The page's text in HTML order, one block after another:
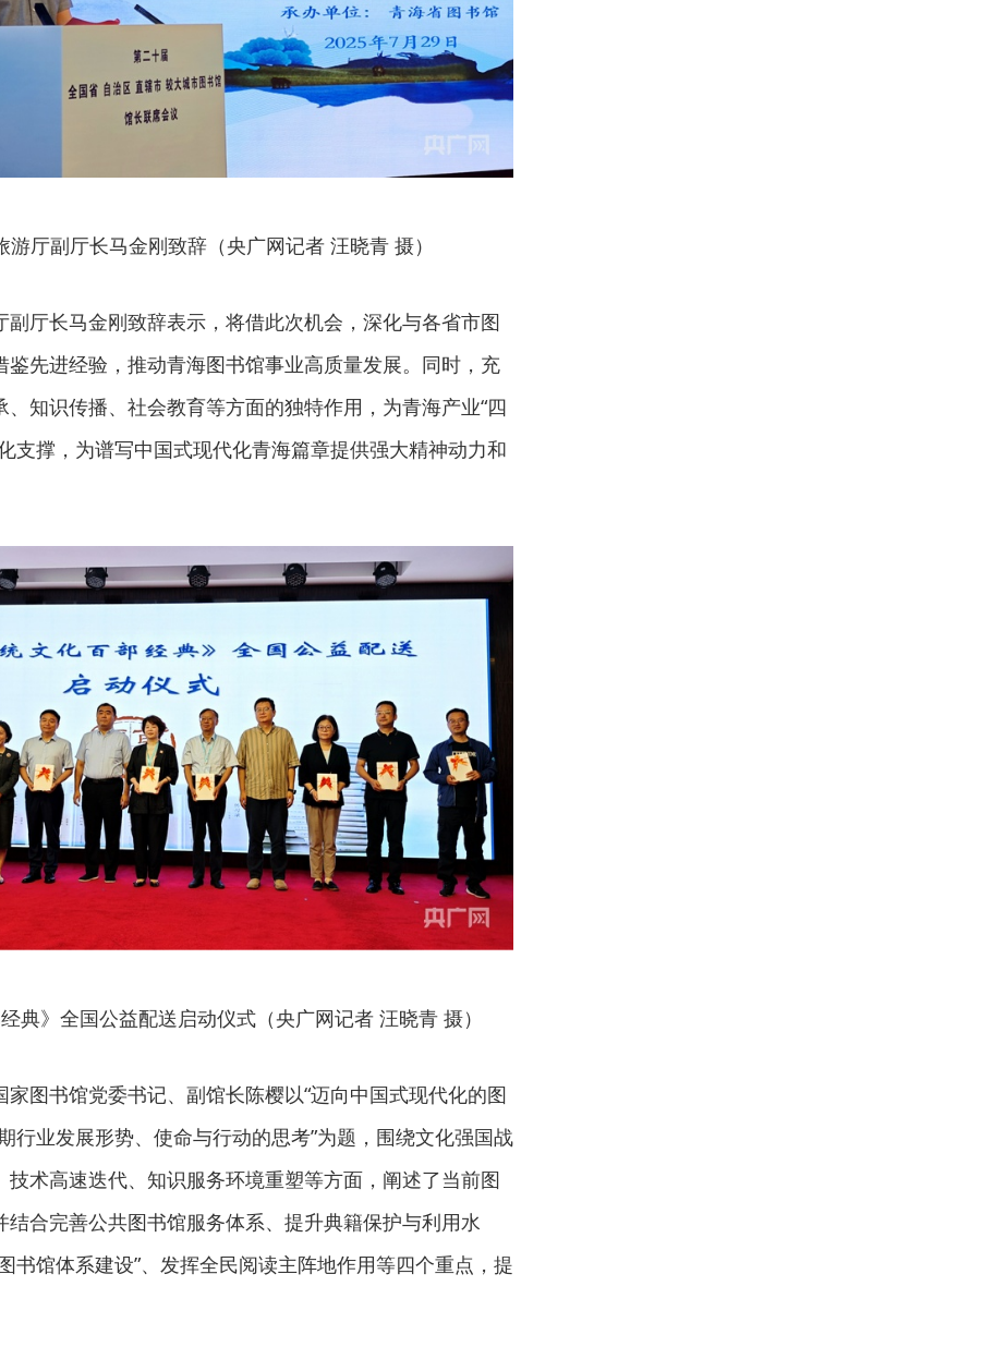
游厅副厅长马金刚致辞（央广网记者 汪晓青 摄）
副厅长马金刚致辞表示，将借此次机会，深化与各省市图
鉴先进经验，推动青海图书馆事业高质量发展。同时，充
知识传播、社会教育等方面的独特作用，为青海产业“四
支撑，为谱写中国式现代化青海篇章提供强大精神动力和
典》全国公益配送启动仪式（央广网记者 汪晓青 摄）
图书馆党委书记、副馆长陈樱以“迈向中国式现代化的图
行业发展形势、使命与行动的思考”为题，围绕文化强国战
术高速迭代、知识服务环境重塑等方面，阐述了当前图
合完善公共图书馆服务体系、提升典籍保护与利用水
书馆体系建设”、发挥全民阅读主阵地作用等四个重点，提